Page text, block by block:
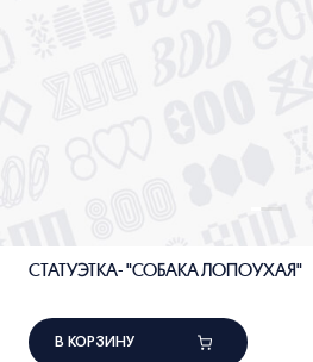
СТАТУЭТКА- "СОБАКА ЛОПОУХАЯ"
В КОРЗИНУ